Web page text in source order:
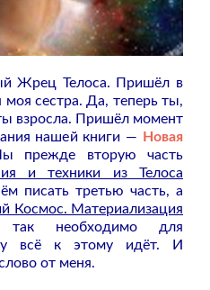
Жрец Телоса. Пришёл в
моя сестра. Да, теперь ты,
взросла. Пришёл момент
нашей книги —
Новая
прежде вторую часть
и техники из Телоса
писать третью часть, а
Космос. Материализация
необходимо для
всё к этому идёт. И
от меня.